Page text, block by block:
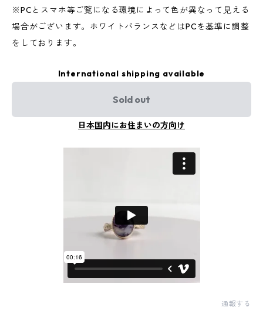
※PCとスマホ等ご覧になる環境によって色が異なって見える
場合がございます。ホワイトバランスなどはPCを基準に調整
をしております。
International shipping available
Sold out
日本国内にお住まいの方向け
通報する